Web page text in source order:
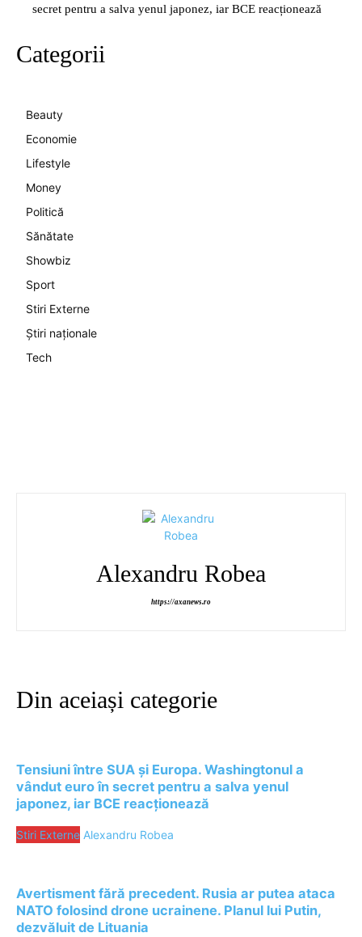
secret pentru a salva yenul japonez, iar BCE reacționează
Categorii
Beauty
Economie
Lifestyle
Money
Politică
Sănătate
Showbiz
Sport
Stiri Externe
Știri naționale
Tech
Alexandru Robea
https://axanews.ro
Din aceiași categorie
Tensiuni între SUA și Europa. Washingtonul a
vândut euro în secret pentru a salva yenul
japonez, iar BCE reacționează
Stiri Externe Alexandru Robea
Avertisment fără precedent. Rusia ar putea ataca
NATO folosind drone ucrainene. Planul lui Putin,
dezvăluit de Lituania